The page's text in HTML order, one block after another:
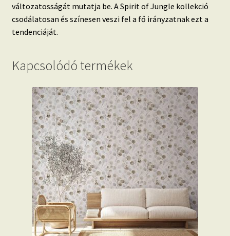
változatosságát mutatja be. A Spirit of Jungle kollekció
csodálatosan és színesen veszi fel a fő irányzatnak ezt a
tendenciáját.
Kapcsolódó termékek